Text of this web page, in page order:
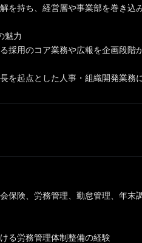
を持ち、経営層や事業部を巻き込
魅力
る採用のコア業務や広報を企画段
を起点とした人事・組織開発業務
保険、労務管理、勤怠管理、年末
る労務管理体制整備の経験